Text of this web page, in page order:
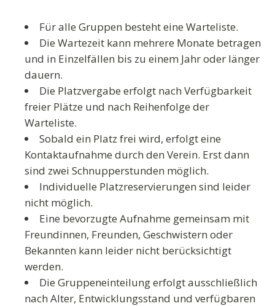
Für alle Gruppen besteht eine Warteliste.
Die Wartezeit kann mehrere Monate betragen
und in Einzelfällen bis zu einem Jahr oder länger
dauern.
Die Platzvergabe erfolgt nach Verfügbarkeit
freier Plätze und nach Reihenfolge der
Warteliste.
Sobald ein Platz frei wird, erfolgt eine
Kontaktaufnahme durch den Verein. Erst dann
sind zwei Schnupperstunden möglich.
Individuelle Platzreservierungen sind leider
nicht möglich.
Eine bevorzugte Aufnahme gemeinsam mit
Freundinnen, Freunden, Geschwistern oder
Bekannten kann leider nicht berücksichtigt
werden.
Die Gruppeneinteilung erfolgt ausschließlich
nach Alter, Entwicklungsstand und verfügbaren